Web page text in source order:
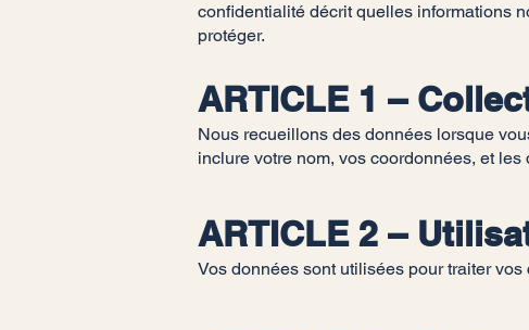
confidentialité décrit quelles informations
protéger.
ARTICLE 1 –
Nous recueillons des données lorsque
inclure votre nom, vos coordonnées, et
ARTICLE 2 –
Vos données sont utilisées pour traiter